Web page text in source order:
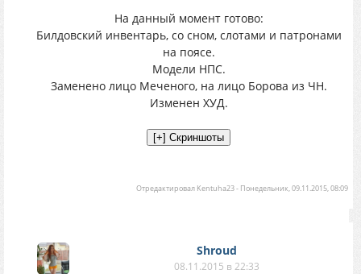
На данный момент готово:
Билдовский инвентарь, со сном, слотами и патронами
на поясе.
Модели НПС.
Заменено лицо Меченого, на лицо Борова из ЧН.
Изменен ХУД.
Отредактировал Kentuha23- Понедельник, 09.11.2015, 08:09
Shroud
08.11.2015 в 22:33